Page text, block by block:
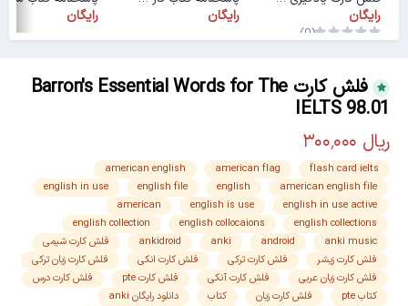
رایگان
(0)
رایگان رایگان
فلش کارت Barron's Essential Words for The
IELTS 98.01
flash card ielts
american flag
american english
american english file
english
english file
english in use
english in use active
english is use
american
english collections
english collocaions
english collection
anki music
android
anki
ankidroid
فلش کارت شیمی
فلش کارت زیشر
فلش کارت ترکی فلش کارت انکی
فلش کارت زبان ترکی
فلش کارت زبان عربی
فلش کارت آنکی فلش کارت pte
فلش کارت درس
کتاب pte
فلش کارت زبان کتاب
دانلود رایگان anki